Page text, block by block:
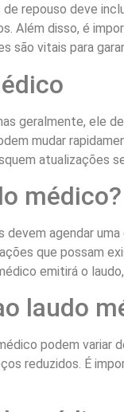
de repouso deve
Além disso, é
são vitais para
geralmente, ele
mudar
atualizações
médico?
devem agendar
que possam
emitirá o
laudo
podem variar
reduzidos. É